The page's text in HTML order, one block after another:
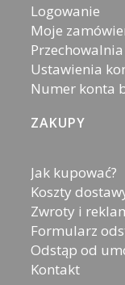
Logowanie
Moje
Przechowalnia
Ustawienia
Numer konta
ZAKUPY
Jak kupować?
Koszty
Zwroty i
Formularz
Odstąp od
Kontakt